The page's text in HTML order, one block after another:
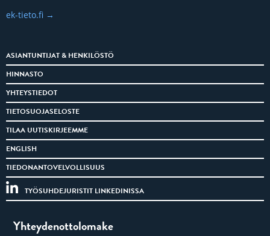
ek-tieto.fi
ASIANTUNTIJAT & HENKILÖSTÖ
HINNASTO
YHTEYSTIEDOT
TIETOSUOJASELOSTE
TILAA UUTISKIRJEEMME
ENGLISH
TIEDONANTOVELVOLLISUUS
TYÖSUHDEJURISTIT LINKEDINISSA
Yhteydenottolomake